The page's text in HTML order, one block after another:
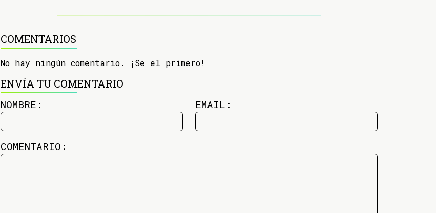
COMENTARIOS
No hay ningún comentario. ¡Se el primero!
ENVÍA TU COMENTARIO
NOMBRE: EMAIL:
COMENTARIO: